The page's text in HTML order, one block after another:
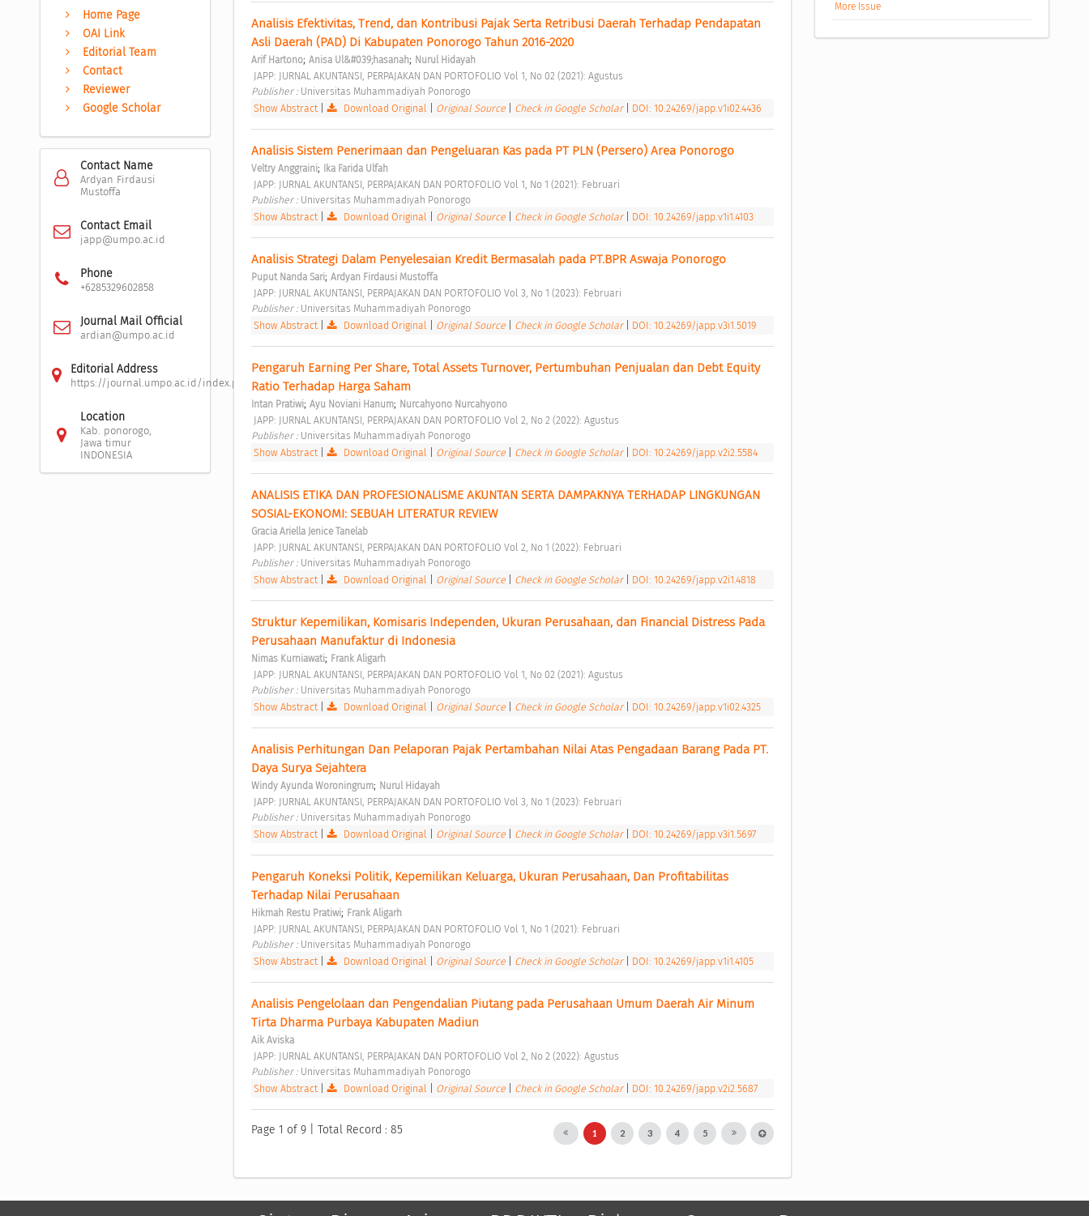
Home Page
OAI Link
Editorial Team
Contact
Reviewer
Google Scholar
Contact Name
Ardyan Firdausi
Mustoffa
Contact Email
japp@umpo.ac.id
Phone
+6285329602858
Journal Mail Official
ardian@umpo.ac.id
Editorial Address
https://journal.umpo.ac.id/index.php/JAPP/about/editorialTeam
Location
Kab. ponorogo,
Jawa timur
INDONESIA
Analisis Efektivitas, Trend, dan Kontribusi Pajak Serta Retribusi Daerah Terhadap Pendapatan
Asli Daerah (PAD) Di Kabupaten Ponorogo Tahun 2016-2020
Arif Hartono; Anisa Ul&#039;hasanah; Nurul Hidayah
JAPP: JURNAL AKUNTANSI, PERPAJAKAN DAN PORTOFOLIO Vol 1, No 02 (2021): Agustus
Publisher : Universitas Muhammadiyah Ponorogo
Show Abstract| Download Original Original Source Check in Google Scholar DOI: 10.24269/japp.v1i02.4436
Analisis Sistem Penerimaan dan Pengeluaran Kas pada PT PLN (Persero) Area Ponorogo
Veltry Anggraini; Ika Farida Ulfah
JAPP: JURNAL AKUNTANSI, PERPAJAKAN DAN PORTOFOLIO Vol 1, No 1 (2021): Februari
Publisher : Universitas Muhammadiyah Ponorogo
Show Abstract| Download Original Original Source Check in Google Scholar DOI: 10.24269/japp.v1i1.4103
Analisis Strategi Dalam Penyelesaian Kredit Bermasalah pada PT.BPR Aswaja Ponorogo
Puput Nanda Sari; Ardyan Firdausi Mustoffa
JAPP: JURNAL AKUNTANSI, PERPAJAKAN DAN PORTOFOLIO Vol 3, No 1 (2023): Februari
Publisher : Universitas Muhammadiyah Ponorogo
Show Abstract| Download Original Original Source Check in Google Scholar DOI: 10.24269/japp.v3i1.5019
Pengaruh Earning Per Share, Total Assets Turnover, Pertumbuhan Penjualan dan Debt Equity
Ratio Terhadap Harga Saham
Intan Pratiwi; Ayu Noviani Hanum; Nurcahyono Nurcahyono
JAPP: JURNAL AKUNTANSI, PERPAJAKAN DAN PORTOFOLIO Vol 2, No 2 (2022): Agustus
Publisher : Universitas Muhammadiyah Ponorogo
Show Abstract| Download Original Original Source Check in Google Scholar DOI: 10.24269/japp.v2i2.5584
ANALISIS ETIKA DAN PROFESIONALISME AKUNTAN SERTA DAMPAKNYA TERHADAP LINGKUNGAN
SOSIAL-EKONOMI: SEBUAH LITERATUR REVIEW
Gracia Ariella Jenice Tanelab
JAPP: JURNAL AKUNTANSI, PERPAJAKAN DAN PORTOFOLIO Vol 2, No 1 (2022): Februari
Publisher : Universitas Muhammadiyah Ponorogo
Show Abstract| Download Original Original Source Check in Google Scholar DOI: 10.24269/japp.v2i1.4818
Struktur Kepemilikan, Komisaris Independen, Ukuran Perusahaan, dan Financial Distress Pada
Perusahaan Manufaktur di Indonesia
Nimas Kurniawati; Frank Aligarh
JAPP: JURNAL AKUNTANSI, PERPAJAKAN DAN PORTOFOLIO Vol 1, No 02 (2021): Agustus
Publisher : Universitas Muhammadiyah Ponorogo
Show Abstract| Download Original Original Source Check in Google Scholar DOI: 10.24269/japp.v1i02.4325
Analisis Perhitungan Dan Pelaporan Pajak Pertambahan Nilai Atas Pengadaan Barang Pada PT.
Daya Surya Sejahtera
Windy Ayunda Woroningrum; Nurul Hidayah
JAPP: JURNAL AKUNTANSI, PERPAJAKAN DAN PORTOFOLIO Vol 3, No 1 (2023): Februari
Publisher : Universitas Muhammadiyah Ponorogo
Show Abstract| Download Original Original Source Check in Google Scholar DOI: 10.24269/japp.v3i1.5697
Pengaruh Koneksi Politik, Kepemilikan Keluarga, Ukuran Perusahaan, Dan Profitabilitas
Terhadap Nilai Perusahaan
Hikmah Restu Pratiwi; Frank Aligarh
JAPP: JURNAL AKUNTANSI, PERPAJAKAN DAN PORTOFOLIO Vol 1, No 1 (2021): Februari
Publisher : Universitas Muhammadiyah Ponorogo
Show Abstract| Download Original Original Source Check in Google Scholar DOI: 10.24269/japp.v1i1.4105
Analisis Pengelolaan dan Pengendalian Piutang pada Perusahaan Umum Daerah Air Minum
Tirta Dharma Purbaya Kabupaten Madiun
Aik Aviska
JAPP: JURNAL AKUNTANSI, PERPAJAKAN DAN PORTOFOLIO Vol 2, No 2 (2022): Agustus
Publisher : Universitas Muhammadiyah Ponorogo
Show Abstract| Download Original Original Source Check in Google Scholar DOI: 10.24269/japp.v2i2.5687
Page 1 of 9 | Total Record : 85 1 2 3 4 5
More Issue